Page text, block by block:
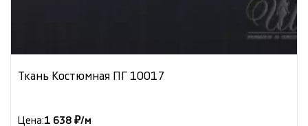
Ткань Костюмная ПГ 10017
Цена:1 638 ₽/м